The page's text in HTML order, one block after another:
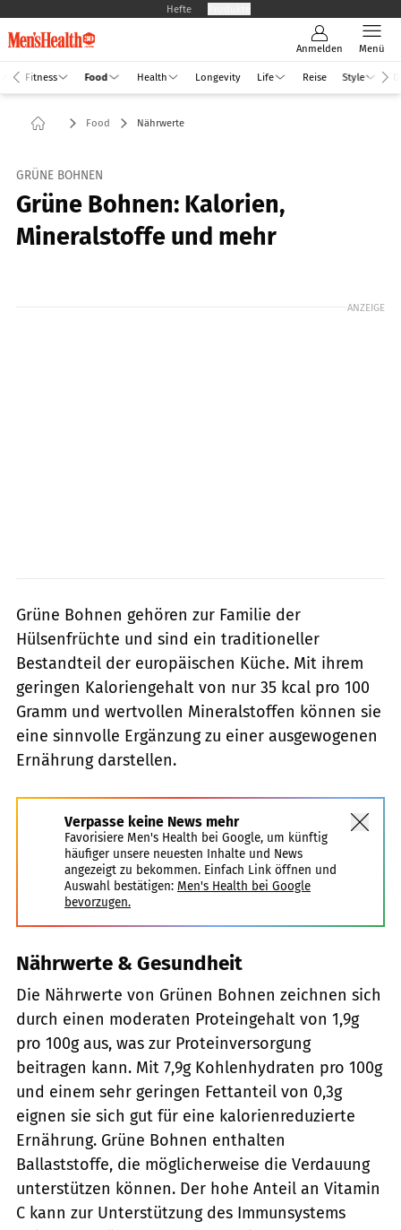
Hefte
Anmelden Menü
Fitness Food Health Longevity Life Reise Style
Food Nährwerte
GRÜNE BOHNEN
Grüne Bohnen: Kalorien,
Mineralstoffe und mehr
ANZEIGE
Grüne Bohnen gehören zur Familie der
Hülsenfrüchte und sind ein traditioneller
Bestandteil der europäischen Küche. Mit ihrem
geringen Kaloriengehalt von nur 35 kcal pro 100
Gramm und wertvollen Mineralstoffen können sie
eine sinnvolle Ergänzung zu einer ausgewogenen
Ernährung darstellen.
Verpasse keine News mehr
Favorisiere Men's Health bei Google, um künftig
häufiger unsere neuesten Inhalte und News
angezeigt zu bekommen. Einfach Link öffnen und
Auswahl bestätigen: Men's Health bei Google
bevorzugen.
Nährwerte & Gesundheit
Die Nährwerte von Grünen Bohnen zeichnen sich
durch einen moderaten Proteingehalt von 1,9g
pro 100g aus, was zur Proteinversorgung
beitragen kann. Mit 7,9g Kohlenhydraten pro 100g
und einem sehr geringen Fettanteil von 0,3g
eignen sie sich gut für eine kalorienreduzierte
Ernährung. Grüne Bohnen enthalten
Ballaststoffe, die möglicherweise die Verdauung
unterstützen können. Der hohe Anteil an Vitamin
C kann zur Unterstützung des Immunsystems